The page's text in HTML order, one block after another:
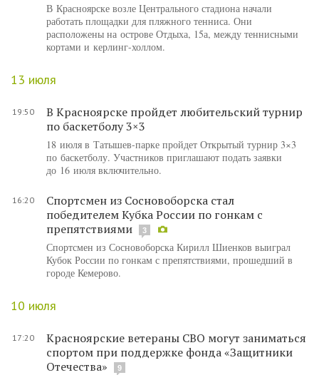
В Красноярске возле Центрального стадиона начали
работать площадки для пляжного тенниса. Они
расположены на острове Отдыха, 15а, между теннисными
кортами и керлинг-холлом.
13 июля
19:50
В Красноярске пройдет любительский турнир
по баскетболу 3×3
18 июля в Татышев-парке пройдет Открытый турнир 3×3
по баскетболу. Участников приглашают подать заявки
до 16 июля включительно.
16:20
Спортсмен из Сосновоборска стал
победителем Кубка России по гонкам с
препятствиями
3
Спортсмен из Сосновоборска Кирилл Шиенков выиграл
Кубок России по гонкам с препятствиями, прошедший в
городе Кемерово.
10 июля
17:20
Красноярские ветераны СВО могут заниматься
спортом при поддержке фонда «Защитники
Отечества»
9